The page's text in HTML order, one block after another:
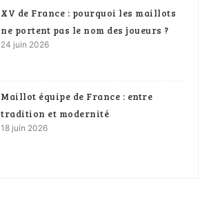
XV de France : pourquoi les maillots
ne portent pas le nom des joueurs ?
24 juin 2026
Maillot équipe de France : entre
tradition et modernité
18 juin 2026